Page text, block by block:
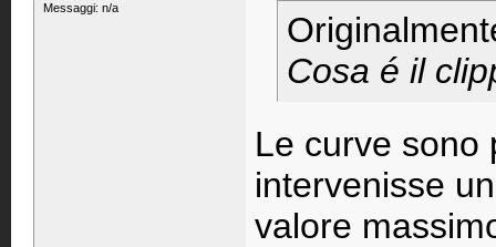
Messaggi: n/a
Cosa é il
Le curve sono
intervenisse
valore